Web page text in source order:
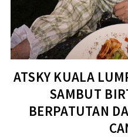
ATSKY KUALA
SAMBUT
BERPATUTAN